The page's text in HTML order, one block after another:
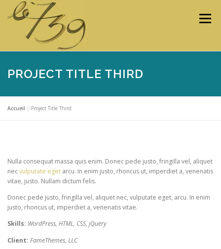
Menu
LES ATELIERS LES ARTISTES & ARTISANS
CONTACTEZ-NOUS
PROJECT TITLE THIRD
Accueil »Project Title Third
Nulla consequat massa quis enim. Donec pede justo, fringilla vel, aliquet
necvulputate eget arcu. In enim justo, rhoncus ut, imperdiet a, venenatis
vitae, justo. Nullam dictum felis.
Donec pede justo, fringilla vel, aliquet nec, vulputate eget, arcu. In enim
justo, rhoncus ut, imperdiet a, venenatis vitae.
Skills: WordPress, HTML, CSS, jQuery
Client: FameThemes, LLC